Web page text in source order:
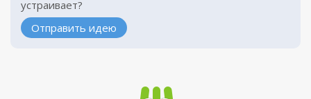
устраивает?
Отправить идею